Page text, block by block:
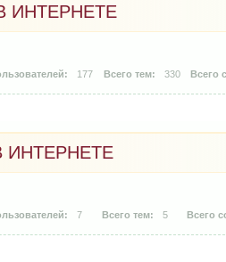
ИНТЕРНЕТЕ
177 330
ИНТЕРНЕТЕ
7 5